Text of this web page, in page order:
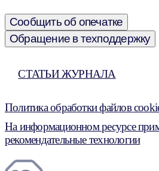
Сообщить об опечатке
Обращение в техподдержку
СТАТЬИ ЖУРНАЛА
Политика обработки файлов
На информационном ресурсе
рекомендательные технологии